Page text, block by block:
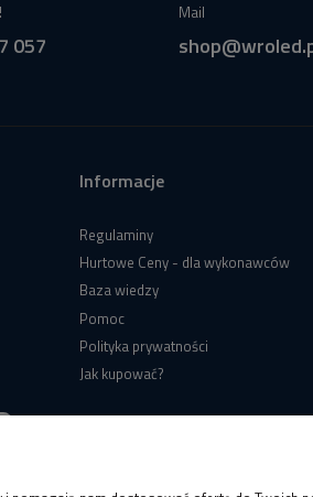
057
Mail
Informacje
Regulaminy
Hurtowe Ceny - dla wykonawców
Baza wiedzy
Pomoc
Polityka prywatności
Jak kupować?